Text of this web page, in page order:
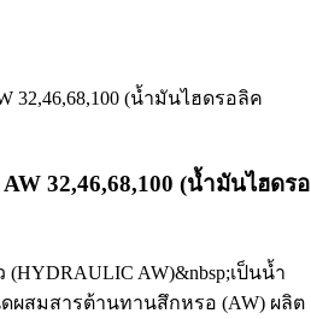
32,46,68,100 (น้ำมันไฮดรอ
AW)&nbsp;เป็นน้ำ
สมสารต้านทานสึกหรอ (AW) ผลิต